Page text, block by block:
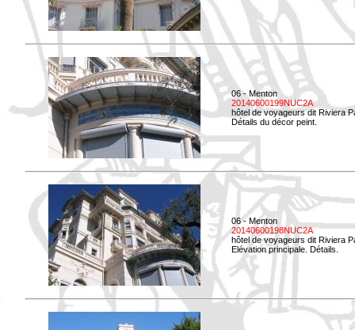
06 - Menton
20140600199NUC2A
hôtel de voyageurs dit Riviera
Détails du décor peint.
06 - Menton
20140600198NUC2A
hôtel de voyageurs dit Riviera
Elévation principale. Détails.